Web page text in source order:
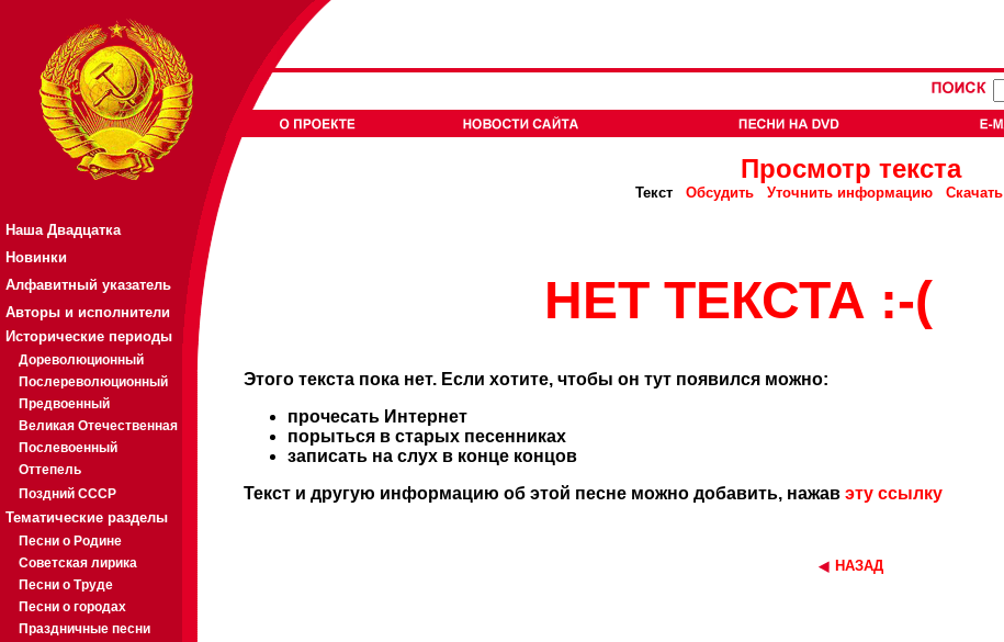
Наша Двадцатка
Новинки
Алфавитный указатель
Авторы и исполнители
Исторические периоды
Дореволюционный
Послереволюционный
Предвоенный
Великая Отечественная
Послевоенный
Оттепель
Поздний СССР
Тематические разделы
Песни о Родине
Советская лирика
Песни о Труде
Песни о городах
Праздничные песни
Просмотр текста
Текст Обсудить Уточнить информацию Скачать
НЕТ ТЕКСТА :-(
Этого текста пока нет. Если хотите, чтобы он тут появился можно:
прочесать Интернет
порыться в старых песенниках
записать на слух в конце концов
Текст и другую информацию об этой песне можно добавить, нажав эту ссылку
НАЗАД